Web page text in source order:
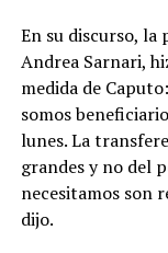
En su discurso, la
Andrea Sarnari,
medida de
somos
lunes. La
grandes y no del
necesitamos son
dijo.